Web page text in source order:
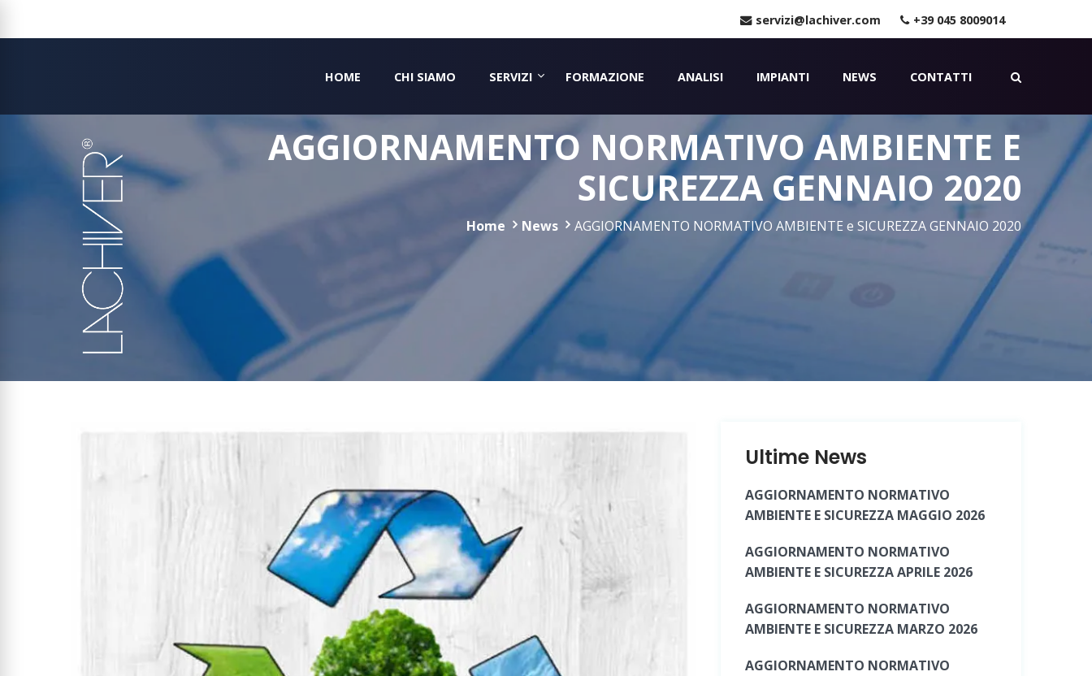
servizi@lachiver.com +39 045 8009014
HOME CHI SIAMO SERVIZI FORMAZIONE ANALISI IMPIANTI NEWS CONTATTI
AGGIORNAMENTO NORMATIVO AMBIENTE E
SICUREZZA GENNAIO 2020
Home News AGGIORNAMENTO NORMATIVO AMBIENTE e SICUREZZA GENNAIO 2020
Ultime News
AGGIORNAMENTO NORMATIVO
AMBIENTE E SICUREZZA MAGGIO 2026
AGGIORNAMENTO NORMATIVO
AMBIENTE E SICUREZZA APRILE 2026
AGGIORNAMENTO NORMATIVO
AMBIENTE E SICUREZZA MARZO 2026
AGGIORNAMENTO NORMATIVO